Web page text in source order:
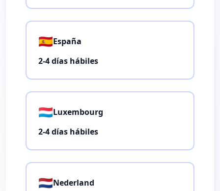
🇪🇸España
2-4 días hábiles
🇱🇺Luxembourg
2-4 días hábiles
🇳🇱Nederland